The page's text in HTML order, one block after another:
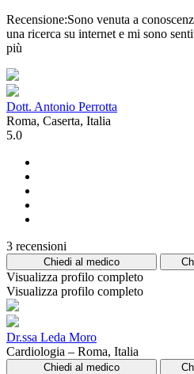
Recensione:Sono venuta a
una ricerca su internet e mi sono
più
Dott. Antonio Perrotta
Roma, Caserta, Italia
5.0
3 recensioni
Chiedi al medico
Visualizza profilo completo
Visualizza profilo completo
Dr.ssa Leda Moro
Cardiologia – Roma, Italia
Chiedi al medico